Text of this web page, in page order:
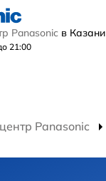
Panasonic в Казани
21:00
Panasonic